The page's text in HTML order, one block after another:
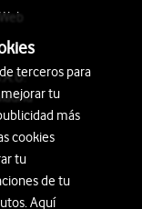
terceros para
mejorar tu
más
cookies
tu
de tu
Aquí